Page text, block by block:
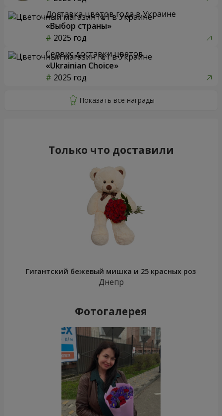
Доставка цветов года в Украине
«Выбор страны»
2025 год
Сервис доставки цветов
«Ukrainian Choice»
2025 год
Только что доставили
Гигантский бежевый мишка и 25 красных роз
Днепр
Фотогалерея